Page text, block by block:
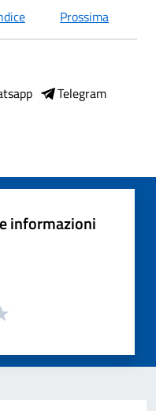
Prossima
Telegram
informazioni